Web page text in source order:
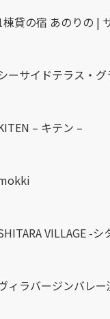
棟貸の宿 あのりの |
ーサイドテラス・
– キテン –
VILLAGE -
ィラバージンバレ